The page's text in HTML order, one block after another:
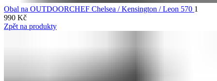
Obal na OUTDOORCHEF Chelsea / Kensington / Leon 570 1
990 Kč
Zpět na produkty